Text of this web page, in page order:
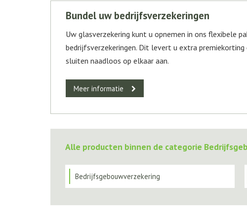
Bundel uw bedrijfsverzekeringen
Uw glasverzekering kunt u opnemen in ons flexibele
bedrijfsverzekeringen. Dit levert u extra premiekorting
sluiten naadloos op elkaar aan.
Meer informatie
Alle producten binnen de categorie
Bedrijfsgebouwverzekering